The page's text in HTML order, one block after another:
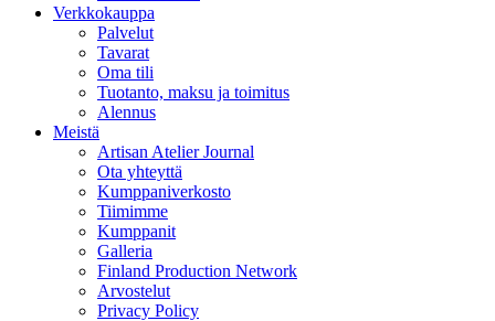
Verkkokauppa
Palvelut
Tavarat
Oma tili
Tuotanto, maksu ja toimitus
Alennus
Meistä
Artisan Atelier Journal
Ota yhteyttä
Kumppaniverkosto
Tiimimme
Kumppanit
Galleria
Finland Production Network
Arvostelut
Privacy Policy